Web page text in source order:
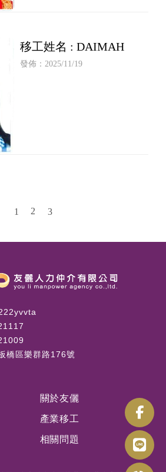
移工姓名 : DAIMAH
發佈：2025/11/19
1 2 3
橋區樂群路176號
關於友儷
產業移工
相關問題